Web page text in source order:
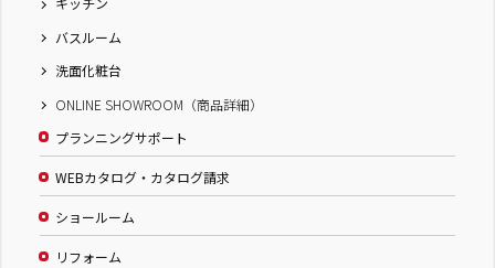
バスルーム
洗面化粧台
ONLINE SHOWROOM（商品詳細）
プランニングサポート
WEBカタログ・カタログ請求
ショールーム
リフォーム